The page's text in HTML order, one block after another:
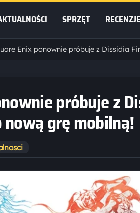
SPRZĘT
próbuje z
grę mobilną!